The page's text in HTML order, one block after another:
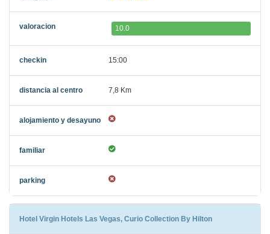
10.0
15:00
7,8 Km
Hotel Virgin Hotels Las Vegas, Curio Collection By Hilton